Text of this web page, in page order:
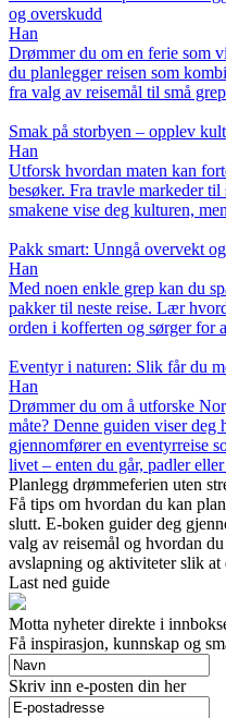
og overskudd
Han
Drømmer du om en ferie som
du planlegger reisen som
fra valg av reisemål til små
Smak på storbyen – opplev
Han
Utforsk hvordan maten kan
besøker. Fra travle markeder til
smakene vise deg kulturen,
Pakk smart: Unngå overvekt
Han
Med noen enkle grep kan du
pakker til neste reise. Lær
orden i kofferten og sørger for
Eventyr i naturen: Slik får du
Han
Drømmer du om å utforske
måte? Denne guiden viser deg
gjennomfører en eventyrreise
livet – enten du går, padler
Planlegg drømmeferien uten
Få tips om hvordan du kan
slutt. E-boken guider deg
valg av reisemål og hvordan
avslapning og aktiviteter slik
Last ned guide
Motta nyheter direkte i
Få inspirasjon, kunnskap og
Skriv inn e-posten din her